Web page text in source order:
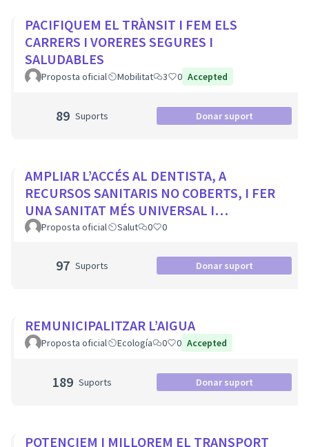
PACIFIQUEM EL TRÀNSIT I FEM ELS
CARRERS I VORERES SEGURES I
SALUDABLES
Proposta oficial Mobilitat 3 0 Accepted
89 Suports Donar suport
AMPLIAR L’ACCÉS AL DENTISTA, A
RECURSOS SANITARIS NO COBERTS, I FER
UNA SANITAT MÉS UNIVERSAL I
EQUITATIVA
Proposta oficial Salut 0 0
97 Suports Donar suport
REMUNICIPALITZAR L’AIGUA
Proposta oficial Ecología 0 0 Accepted
189 Suports Donar suport
POTENCIEM I MILLOREM EL TRANSPORT